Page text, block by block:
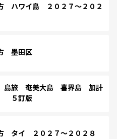
ハワイ島 ２０２７～２０２
墨田区
島旅 奄美大島 喜界島 加計
５訂版
タイ ２０２７～２０２８